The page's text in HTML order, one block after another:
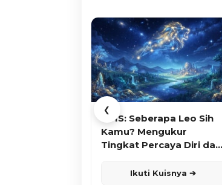
❮
KUIS: Seberapa Leo Sih
Kamu? Mengukur
Tingkat Percaya Diri dan
Ikuti Kuisnya ➔